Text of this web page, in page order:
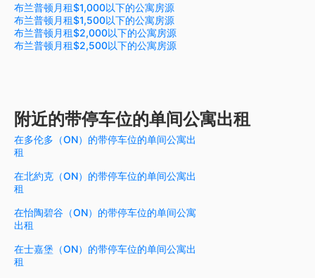
布兰普顿月租$1,000以下的公寓房源
布兰普顿月租$1,500以下的公寓房源
布兰普顿月租$2,000以下的公寓房源
布兰普顿月租$2,500以下的公寓房源
附近的带停车位的单间公寓出租
在多伦多（ON）的带停车位的单间公寓出
租
在北約克（ON）的带停车位的单间公寓出
租
在怡陶碧谷（ON）的带停车位的单间公寓
出租
在士嘉堡（ON）的带停车位的单间公寓出
租